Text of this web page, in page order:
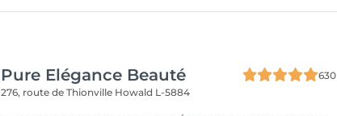
Pure Elégance Beauté
630
276, route de Thionville Howald L-5884